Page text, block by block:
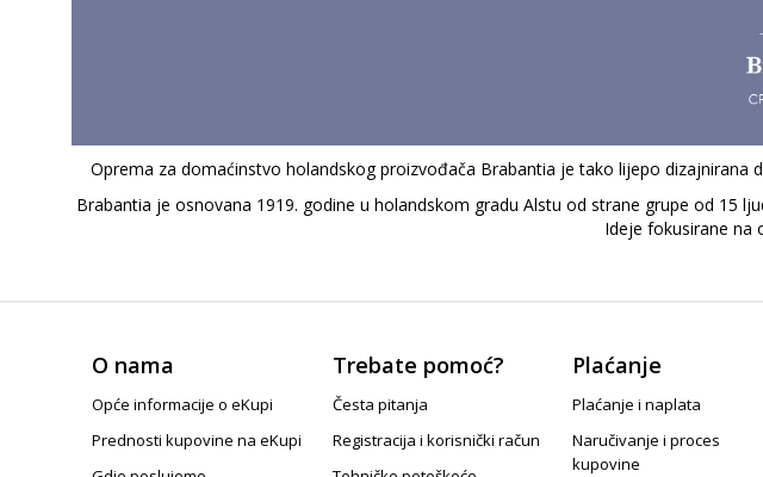
Oprema za domaćinstvo holandskog proizvođača Brabantia je tako lijepo
Brabantia je osnovana 1919. godine u holandskom gradu Alstu od strane grupe od 15
Ideje fokusirane na
O nama
Opće informacije o eKupi
Prednosti kupovine na eKupi
Trebate pomoć?
Česta pitanja
Registracija i korisnički račun
Plaćanje
Plaćanje i naplata
Naručivanje i proces
kupovine